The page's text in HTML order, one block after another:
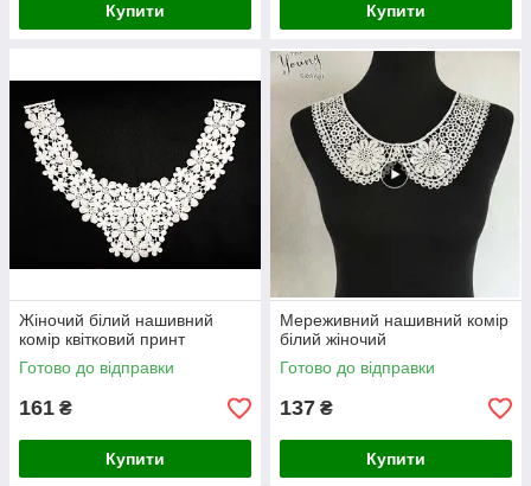
Купити Купити
Жіночий білий нашивний
комір квітковий принт
Готово до відправки
161 ₴
Купити
Мереживний нашивний комір
білий жіночий
Готово до відправки
137 ₴
Купити